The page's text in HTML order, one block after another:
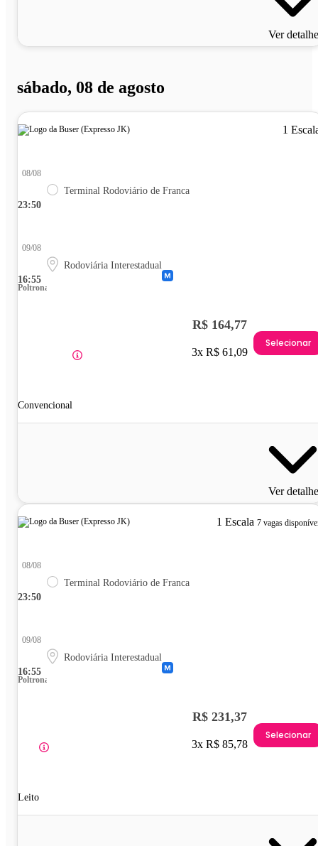
Ver
sábado, 08 de agosto
1
23:50
08/08
Terminal Rodoviário de Franca
16:55
09/08
Rodoviária Interestadual
Poltrona
Convencional
R$ 164,77
3x R$ 61,09
Selecionar
Ver
1 Escala 7 vagas
23:50
08/08
Terminal Rodoviário de Franca
16:55
09/08
Rodoviária Interestadual
Poltrona
Leito
R$ 231,37
3x R$ 85,78
Selecionar